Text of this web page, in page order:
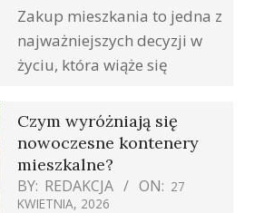
Zakup mieszkania to jedna z
najważniejszych decyzji w
życiu, która wiąże się
Czym wyróżniają się
nowoczesne kontenery
mieszkalne?
BY: REDAKCJA ON: 27
KWIETNIA, 2026